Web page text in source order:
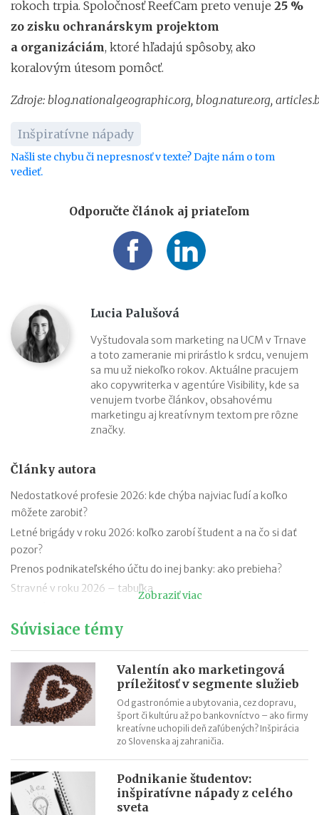
rokoch trpia. Spoločnosť ReefCam preto venuje 25 %
zo zisku ochranárskym projektom
a organizáciám, ktoré hľadajú spôsoby, ako
koralovým útesom pomôcť.
Zdroje: blog.nationalgeographic.org, blog.nature.org,
Inšpiratívne nápady
Našli ste chybu či nepresnosť v texte? Dajte nám o tom
vedieť.
Odporučte článok aj priateľom
Lucia Palušová
Vyštudovala som marketing na UCM v Trnave
a toto zameranie mi prirástlo k srdcu, venujem
sa mu už niekoľko rokov. Aktuálne pracujem
ako copywriterka v agentúre Visibility, kde sa
venujem tvorbe článkov, obsahovému
marketingu aj kreatívnym textom pre rôzne
značky.
Články autora
Nedostatkové profesie 2026: kde chýba najviac ľudí a koľko
môžete zarobiť?
Letné brigády v roku 2026: koľko zarobí študent a na čo si dať
pozor?
Prenos podnikateľského účtu do inej banky: ako prebieha?
Stravné v roku 2026 – tabuľka
Kam zaplatiť daň z príjmov za rok 2025 (v roku 2026)?
Nórsku
Parížsky startup Heuritech dokáže vďaka umelej inteligencii
predpovedať módne trendy
Keď správnym naštartovaním dňa naštartujete biznis
Unikátne chladničky pre firmy ponúkajú zamestnancom
Zobraziť viac
Súvisiace témy
Valentín ako marketingová
príležitosť v segmente služieb
Od gastronómie a ubytovania, cez dopravu,
šport či kultúru až po bankovníctvo – ako firmy
kreatívne uchopili deň zaľúbených? Inšpirácia
zo Slovenska aj zahraničia.
Podnikanie študentov:
inšpiratívne nápady z celého
sveta